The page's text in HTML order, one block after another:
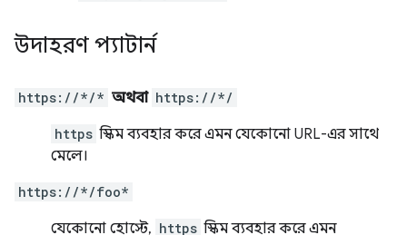
উদাহরণ প্যাটার্ন
https://*/* অথবা https://*/
https স্কিম ব্যবহার করে এমন যেকোনো URL-এর সাথে
মেলে।
https://*/foo*
যেকোনো হোস্টে, https স্কিম ব্যবহার করে এমন